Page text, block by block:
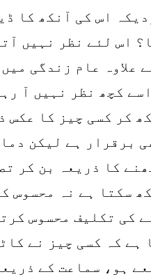
اس کی آنکھ کا
اس لئے نظر نہیں
عام زندگی
کچھ نظر نہیں آ
کر کسی چیز کا
کا ذریعہ بن کر
سکتا ہے نہ محسوس
کی تکلیف محسوس
ہے کہ کسی چیز نے
ہو، سماعت کے